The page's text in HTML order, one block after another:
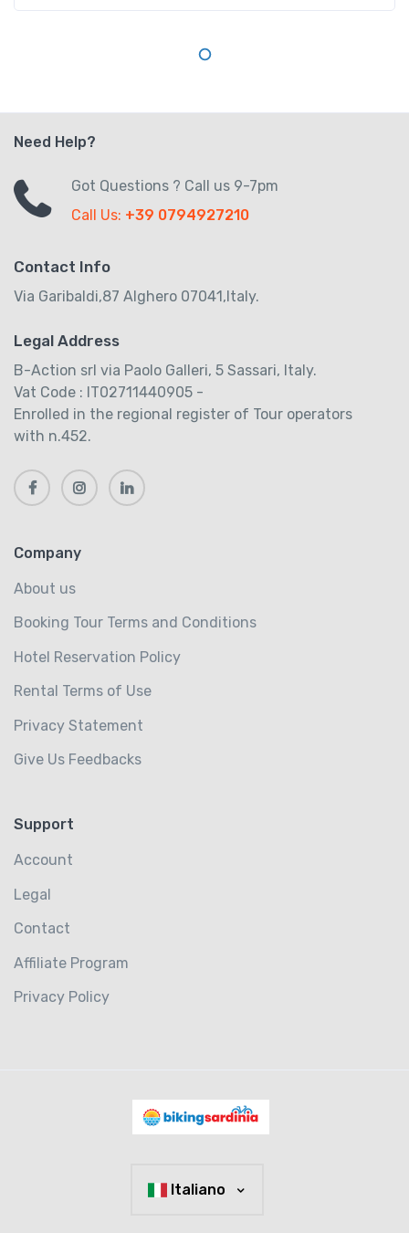
Need Help?
Got Questions ? Call us 9-7pm
Call Us: +39 0794927210
Contact Info
Via Garibaldi,87 Alghero 07041,Italy.
Legal Address
B-Action srl via Paolo Galleri, 5 Sassari, Italy.
Vat Code : IT02711440905 -
Enrolled in the regional register of Tour operators
with n.452.
Company
About us
Booking Tour Terms and Conditions
Hotel Reservation Policy
Rental Terms of Use
Privacy Statement
Give Us Feedbacks
Support
Account
Legal
Contact
Affiliate Program
Privacy Policy
Italiano